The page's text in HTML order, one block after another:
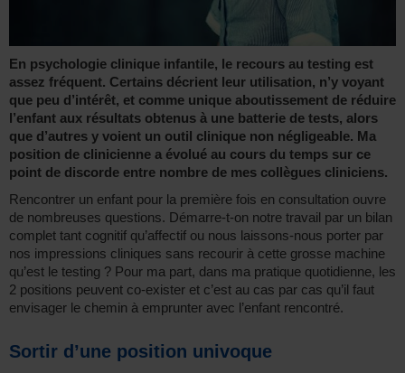
En psychologie clinique infantile, le recours au testing est
assez fréquent. Certains décrient leur utilisation, n’y voyant
que peu d’intérêt, et comme unique aboutissement de réduire
l’enfant aux résultats obtenus à une batterie de tests, alors
que d’autres y voient un outil clinique non négligeable. Ma
position de clinicienne a évolué au cours du temps sur ce
point de discorde entre nombre de mes collègues cliniciens.
Rencontrer un enfant pour la première fois en consultation ouvre
de nombreuses questions. Démarre-t-on notre travail par un bilan
complet tant cognitif qu’affectif ou nous laissons-nous porter par
nos impressions cliniques sans recourir à cette grosse machine
qu’est le testing ? Pour ma part, dans ma pratique quotidienne, les
2 positions peuvent co-exister et c’est au cas par cas qu’il faut
envisager le chemin à emprunter avec l’enfant rencontré.
Sortir d’une position univoque